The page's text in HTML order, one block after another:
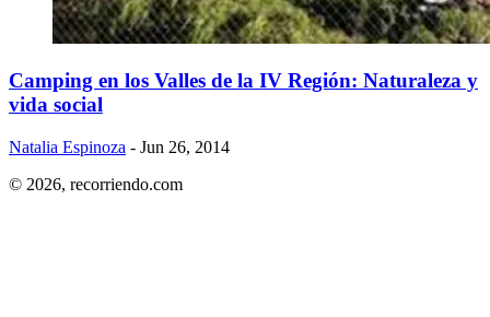
Camping en los Valles de la IV Región: Naturaleza y
vida social
Natalia Espinoza - Jun 26, 2014
© 2026, recorriendo.com